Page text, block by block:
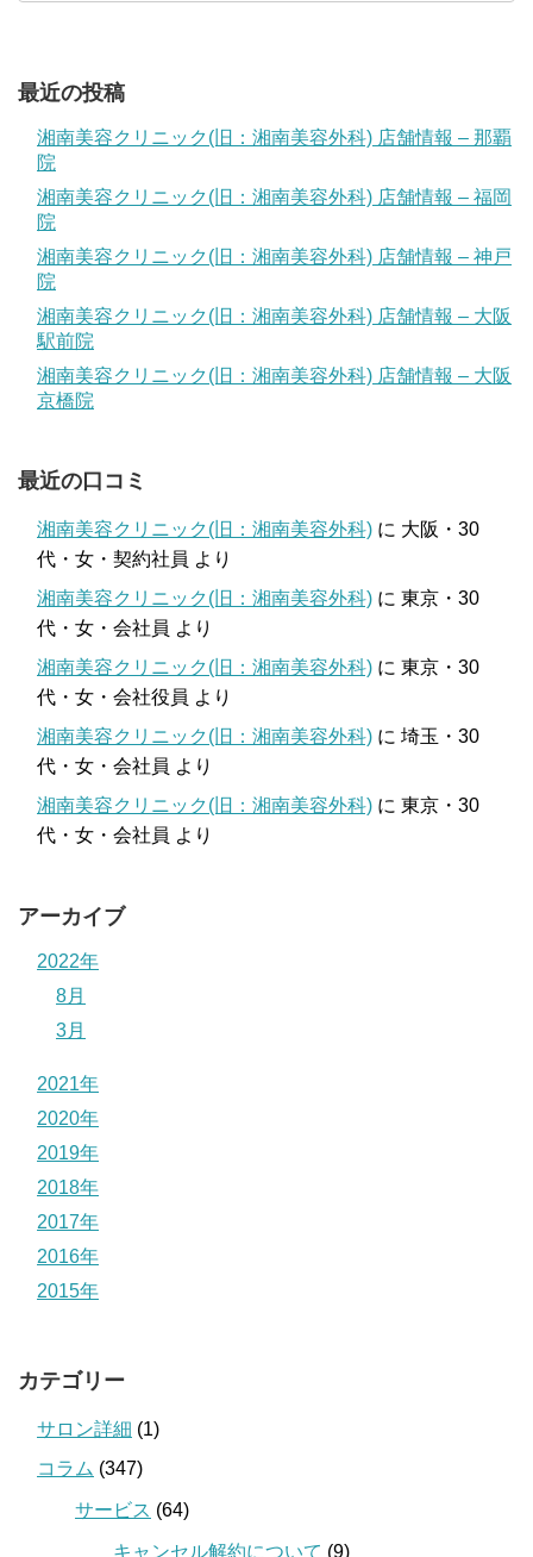
最近の投稿
湘南美容クリニック(旧：湘南美容外科) 店舗情報 – 那覇
院
湘南美容クリニック(旧：湘南美容外科) 店舗情報 – 福岡
院
湘南美容クリニック(旧：湘南美容外科) 店舗情報 – 神戸
院
湘南美容クリニック(旧：湘南美容外科) 店舗情報 – 大阪
駅前院
湘南美容クリニック(旧：湘南美容外科) 店舗情報 – 大阪
京橋院
最近の口コミ
湘南美容クリニック(旧：湘南美容外科) に 大阪・30
代・女・契約社員 より
湘南美容クリニック(旧：湘南美容外科) に 東京・30
代・女・会社員 より
湘南美容クリニック(旧：湘南美容外科) に 東京・30
代・女・会社役員 より
湘南美容クリニック(旧：湘南美容外科) に 埼玉・30
代・女・会社員 より
湘南美容クリニック(旧：湘南美容外科) に 東京・30
代・女・会社員 より
アーカイブ
2022年
8月
3月
2021年
2020年
2019年
2018年
2017年
2016年
2015年
カテゴリー
サロン詳細 (1)
コラム (347)
サービス (64)
キャンセル解約について (9)